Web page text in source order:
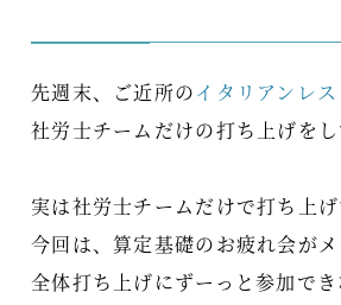
先週末、ご近所のイタリアンレ
社労士チームだけの打ち上げを
実は社労士チームだけで打ち上げ
今回は、算定基礎のお疲れ会がメ
全体打ち上げにずーっと参加で